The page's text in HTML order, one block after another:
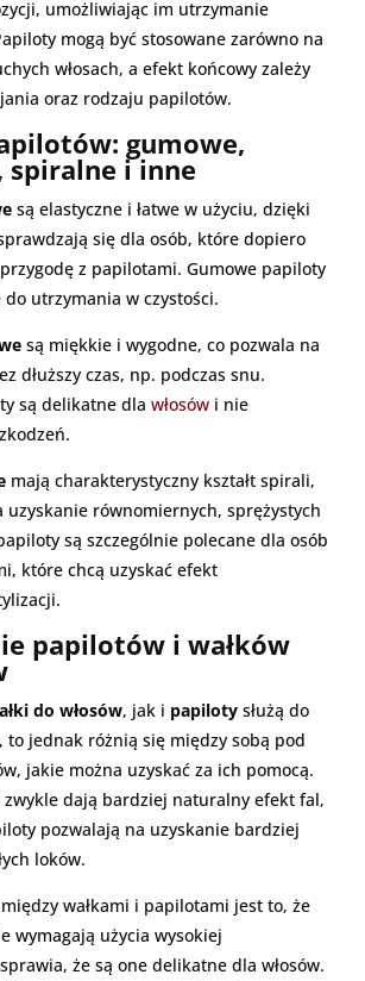
umożliwiając im utrzymanie
mogą być stosowane zarówno na
włosach, a efekt końcowy zależy
oraz rodzaju papilotów.
gumowe,
spiralne i inne
są elastyczne i łatwe w użyciu, dzięki
się dla osób, które dopiero
z papilotami. Gumowe papiloty
do utrzymania w czystości.
są miękkie i wygodne, co pozwala na
dłuższy czas, np. podczas snu.
są delikatne dla włosów i nie
mają charakterystyczny kształt spirali,
uzyskanie równomiernych, sprężystych
są szczególnie polecane dla osób
które chcą uzyskać efekt
papilotów i wałków
do włosów, jak i papiloty służą do
to jednak różnią się między sobą pod
jakie można uzyskać za ich pomocą.
zwykle dają bardziej naturalny efekt fal,
pozwalają na uzyskanie bardziej
loków.
wałkami i papilotami jest to, że
wymagają użycia wysokiej
że są one delikatne dla włosów.